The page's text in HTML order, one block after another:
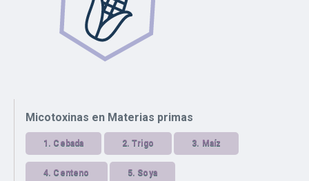
Micotoxinas en Materias primas
1. Cebada 2.Trigo 3. Maíz
4. Centeno 5. Soya